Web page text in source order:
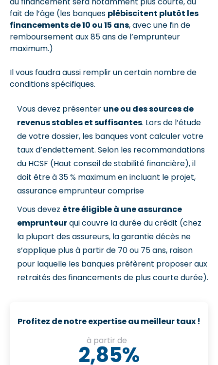
fait de l’âge (les banques plébiscitent plutôt les
financements de 10 ou 15 ans, avec une fin de
remboursement aux 85 ans de l’emprunteur
maximum.)
Il vous faudra aussi remplir un certain nombre de
conditions spécifiques.
Vous devez présenter une ou des sources de
revenus stables et suffisantes. Lors de l’étude
de votre dossier, les banques vont calculer votre
taux d’endettement. Selon les recommandations
du HCSF (Haut conseil de stabilité financière), il
doit être à 35 % maximum en incluant le projet,
assurance emprunteur comprise
Vous devez être éligible à une assurance
emprunteurqui couvre la durée du crédit (chez
la plupart des assureurs, la garantie décès ne
s’applique plus à partir de 70 ou 75 ans, raison
pour laquelle les banques préfèrent proposer aux
retraités des financements de plus courte durée).
Profitez de notre expertise au meilleur taux !
à partir de
2,85%